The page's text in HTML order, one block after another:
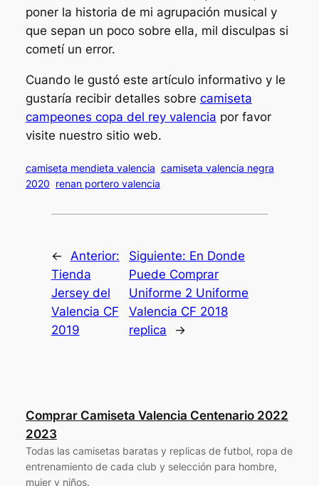
poner la historia de mi agrupación musical y
que sepan un poco sobre ella, mil disculpas si
cometí un error.
Cuando le gustó este artículo informativo y le
gustaría recibir detalles sobre camiseta
campeones copa del rey valencia por favor
visite nuestro sitio web.
camiseta mendieta valencia camiseta valencia negra
2020 renan portero valencia
←
Anterior:
Tienda
Jersey del
Valencia CF
2019
Siguiente: En Donde
Puede Comprar
Uniforme 2 Uniforme
Valencia CF 2018
replica
→
Comprar Camiseta Valencia Centenario 2022
2023
Todas las camisetas baratas y replicas de futbol, ropa de
entrenamiento de cada club y selección para hombre,
mujer y niños.